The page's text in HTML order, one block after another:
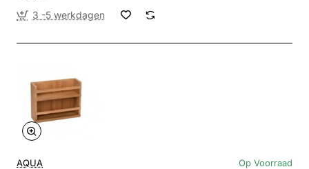
3 -5 werkdagen
AQUA Op Voorraad